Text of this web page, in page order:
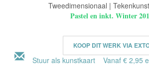
Tweedimensionaal |
Pastel en inkt. Winter
KOOP DIT WERK VIA
Stuur als kunstkaart Vanaf € 2,95